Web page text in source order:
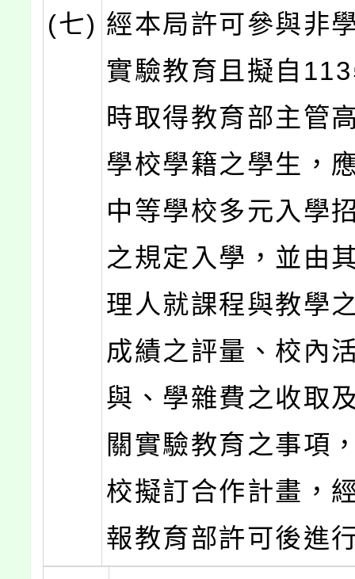
(七) 經本局許可參與非
實驗教育且擬自
時取得教育部主管
學校學籍之學生，
中等學校多元入學
之規定入學，並由
理人就課程與教學
成績之評量、校內
與、學雜費之收取
關實驗教育之事項
校擬訂合作計畫，
報教育部許可後進